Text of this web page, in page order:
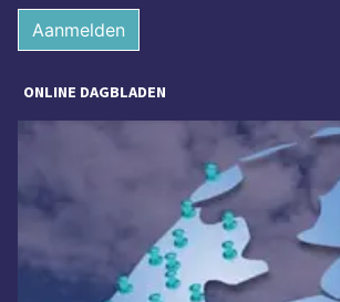
Aanmelden
ONLINE DAGBLADEN